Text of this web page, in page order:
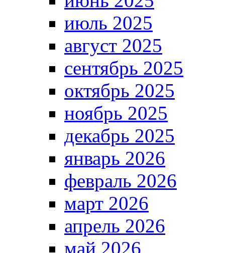
июль 2025
август 2025
сентябрь 2025
октябрь 2025
ноябрь 2025
декабрь 2025
январь 2026
февраль 2026
март 2026
апрель 2026
май 2026